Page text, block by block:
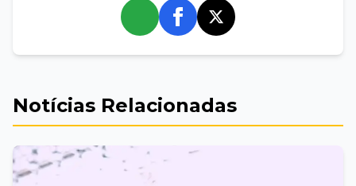
whatsapp
Notícias Relacionadas